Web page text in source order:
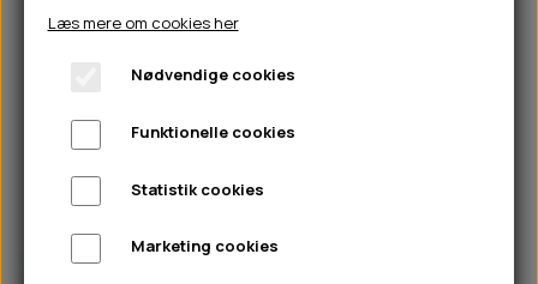
CHICOPEE
GODBIDSTASKE
HALSBÅND
🦴 GODBIDDER & SNACKS
🍖 SMAGSVARIANTER
🎾 LEGETØJ
TÆNDER, ØRE, ØJE, POTER & NÆSE
🐾 UDSTYR & KOMFORT
DRIKKEFLASKER/TERMOFLASKER
HUER OG VANTER
PINEWOOD SALES
TIL KAT
TILBUD
NYHEDER
ABONNEMENT
Læs mere om cookies her
Nødvendige cookies
Funktionelle cookies
Statistik cookies
Marketing cookies